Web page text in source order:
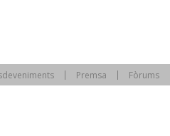
Premsa Fòrums